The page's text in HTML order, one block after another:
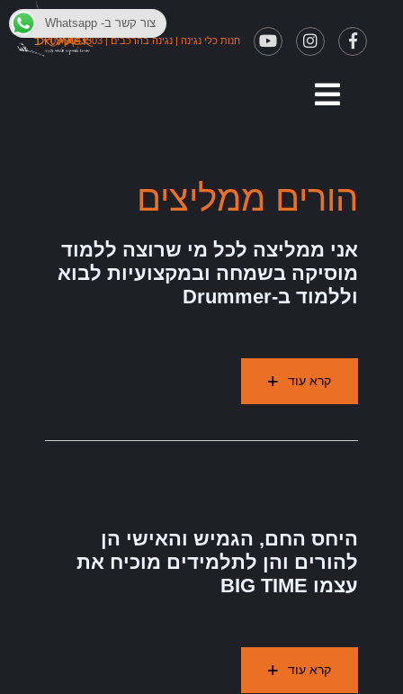
חנות כלי נגינה | נגינה בהרכבים|
03-9043303
הורים ממליצים
אני ממליצה לכל מי שרוצה ללמוד
מוסיקה בשמחה ובמקצועיות לבוא
וללמוד ב-Drummer
קרא עוד
היחס החם, הגמיש והאישי הן
להורים והן לתלמידים מוכיח את
עצמו BIG TIME
קרא עוד
צור קשר ב- Whatsapp